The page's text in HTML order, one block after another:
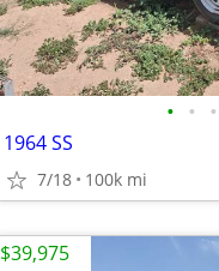
• • •
1964 SS
7/18 100k mi
$39,975